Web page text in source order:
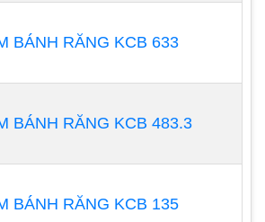
chất lỏng (buồng bơm)
chứa, là phần chứa chất bơm,
của chất bơm nên sẽ chịu tác
chất bơm. Vì vậy buồng bơm
từ loại vật liệu tương thích với
BÁNH RĂNG KCB 633
BÁNH RĂNG KCB 483.3
BÁNH RĂNG KCB 135